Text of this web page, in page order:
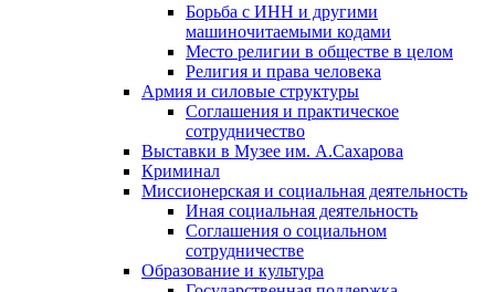
Борьба с ИНН и другими
машиночитаемыми кодами
Место религии в обществе в целом
Религия и права человека
Армия и силовые структуры
Соглашения и практическое
сотрудничество
Выставки в Музее им. А.Сахарова
Криминал
Миссионерская и социальная деятельность
Иная социальная деятельность
Соглашения о социальном
сотрудничестве
Образование и культура